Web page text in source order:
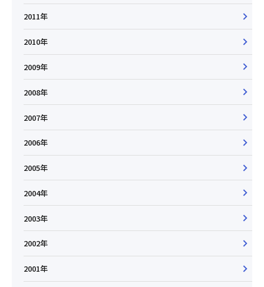
2011年
2010年
2009年
2008年
2007年
2006年
2005年
2004年
2003年
2002年
2001年